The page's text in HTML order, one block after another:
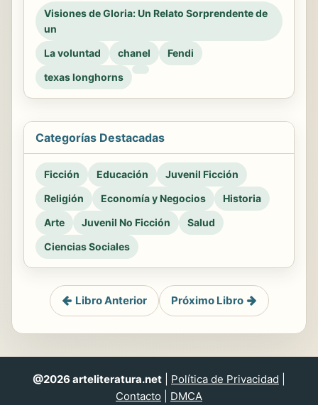
Visiones de Gloria: Un Relato Sorprendente de
un
La voluntad
chanel
Fendi
texas longhorns
Categorías Destacadas
Ficción Educación
Juvenil Ficción
Religión
Economía y Negocios
Historia
Arte
Juvenil No Ficción
Salud
Ciencias Sociales
Libro Anterior Próximo Libro
@2026 arteliteratura.net Política de Privacidad
Contacto
DMCA